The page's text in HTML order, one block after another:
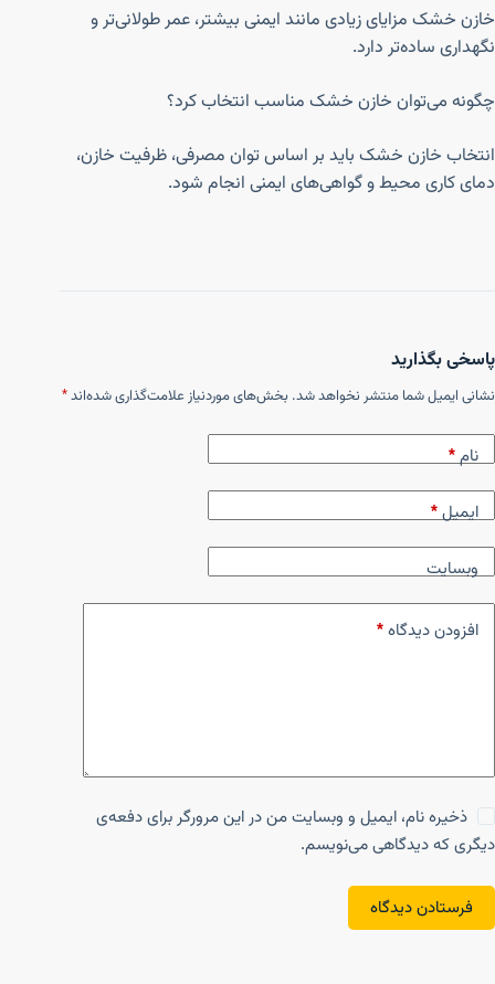
خازن خشک مزایای زیادی مانند ایمنی بیشتر، عمر طولانی‌تر و
نگهداری ساده‌تر دارد.
چگونه می‌توان خازن خشک مناسب انتخاب کرد؟
انتخاب خازن خشک باید بر اساس توان مصرفی، ظرفیت خازن،
دمای کاری محیط و گواهی‌های ایمنی انجام شود.
پاسخی بگذارید
نشانی ایمیل شما منتشر نخواهد شد. بخش‌های موردنیاز علامت‌گذاری شده‌اند*
نام*
ایمیل*
وبسایت
افزودن دیدگاه*
ذخیره نام، ایمیل و وبسایت من در این مرورگر برای دفعه‌ی
دیگری که دیدگاهی می‌نویسم.
فرستادن دیدگاه